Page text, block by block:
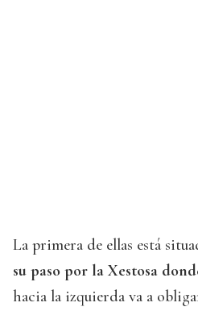
La primera de ellas está
su paso por la Xestosa
hacia la izquierda va a